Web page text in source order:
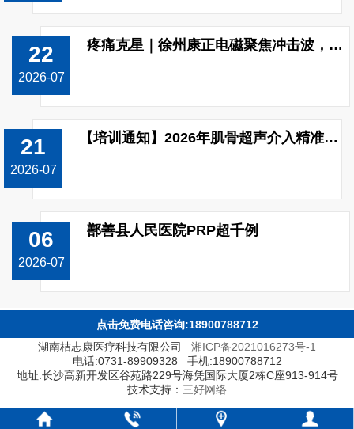
22
2026-07
疼痛克星｜徐州康正电磁聚焦冲击波，无创修复颈肩腰腿痛
21
2026-07
【培训通知】2026年肌骨超声介入精准治疗技能（上肢关节）提升培训班开班！
06
2026-07
鄯善县人民医院PRP超千例
点击免费电话咨询:18900788712
湖南桔志康医疗科技有限公司 湘ICP备2021016273号-1
电话:0731-89909328 手机:18900788712
地址:长沙高新开发区谷苑路229号海凭国际大厦2栋C座913-914号
技术支持： 三好网络